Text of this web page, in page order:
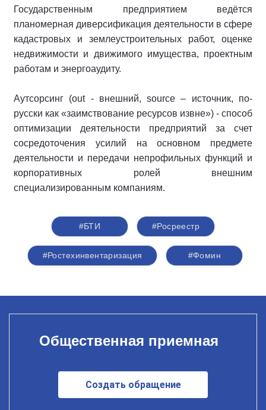
Государственным предприятием ведётся
планомерная диверсификация деятельности в сфере
кадастровых и землеустроительных работ, оценке
недвижимости и движимого имущества, проектным
работам и энергоаудиту.
Аутсорсинг (out - внешний, source – источник, по-
русски как «заимствование ресурсов извне») - способ
оптимизации деятельности предприятий за счет
сосредоточения усилий на основном предмете
деятельности и передачи непрофильных функций и
корпоративных ролей внешним
специализированным компаниям.
#БТИ #Росреестр
#Ростехинвентаризация #Фомин
Общественная приемная
Создать обращение